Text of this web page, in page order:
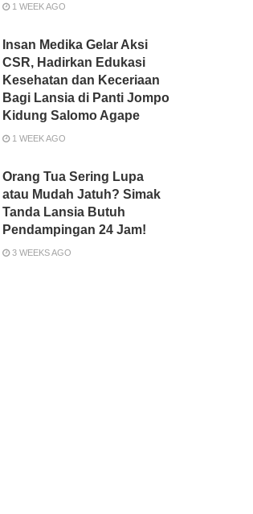
1 WEEK AGO
Insan Medika Gelar Aksi
CSR, Hadirkan Edukasi
Kesehatan dan Keceriaan
Bagi Lansia di Panti Jompo
Kidung Salomo Agape
1 WEEK AGO
Orang Tua Sering Lupa
atau Mudah Jatuh? Simak
Tanda Lansia Butuh
Pendampingan 24 Jam!
3 WEEKS AGO